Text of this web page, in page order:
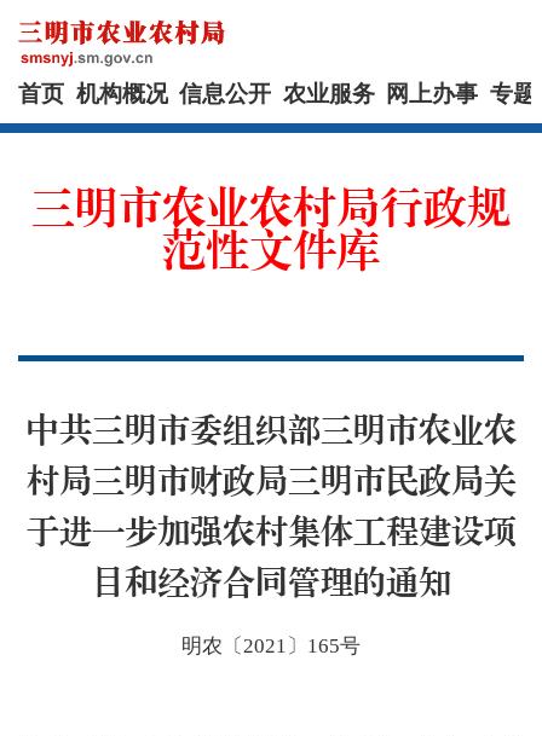
首页 机构概况 信息公开 农业服务 网上办事 专题
三明市农业农村局行政规
范性文件库
中共三明市委组织部三明市农业农
村局三明市财政局三明市民政局关
于进一步加强农村集体工程建设项
目和经济合同管理的通知
明农〔2021〕165号